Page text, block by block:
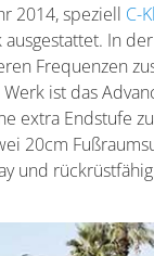
2014, speziell C-
In
Frequenzen
ist das
extra Endstufe
20cm
und